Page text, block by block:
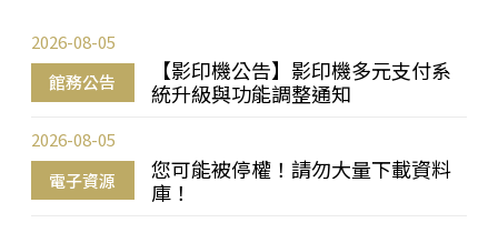
館務公告
【影印機公告】影印機多元支付系
統升級與功能調整通知
2026-08-05
電子資源
您可能被停權！請勿大量下載資料
庫！
2026-08-05